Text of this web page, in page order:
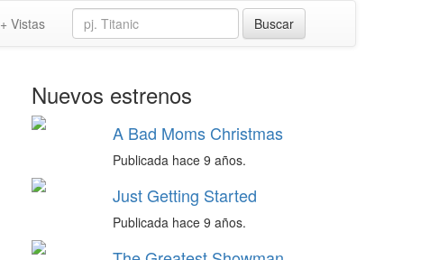
+ Vistas
Nuevos estrenos
A Bad Moms Christmas
Publicada hace 9 años.
Just Getting Started
Publicada hace 9 años.